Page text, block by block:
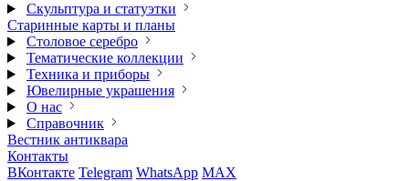
Скульптура и статуэтки
Старинные карты и планы
Столовое серебро
Тематические коллекции
Техника и приборы
Ювелирные украшения
О нас
Справочник
Вестник антиквара
Контакты
ВКонтакте Telegram WhatsApp MAX